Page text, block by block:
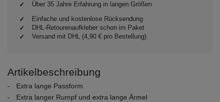
Über 35 Jahre Erfahrung in langen Größen
Einfache und kostenlose Rücksendung
DHL-Retourenaufkleber schon im Paket
Versand mit DHL (4,90 € pro Bestellung)
Artikelbeschreibung
Extra lange Passform
Extra langer Rumpf und extra lange Ärmel